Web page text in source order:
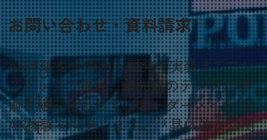
Co
nta
ct
お問い合わせ・資料請求
AR体験を企画から開発・実装までワン
ストップで提供。最先端のデジタル技
術を組み合わせて、オーダーメイドの
AR体験を開発します。「具体的な活用